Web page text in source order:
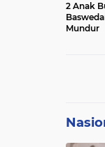
2 Anak
Mundur